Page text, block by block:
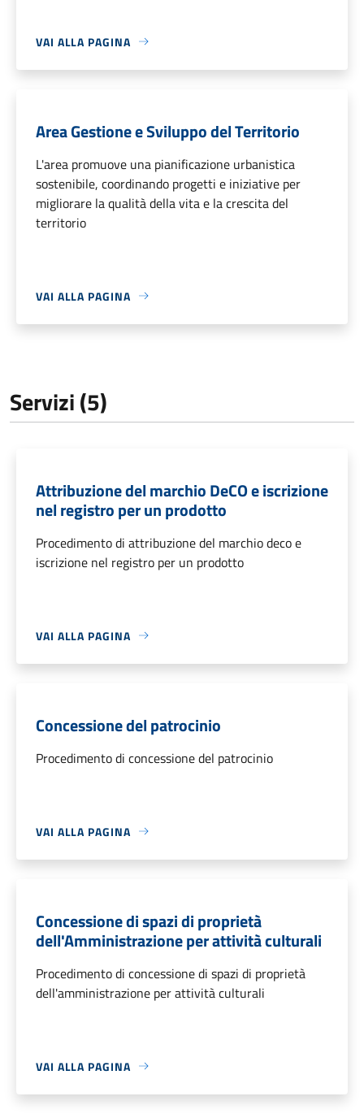
VAI ALLA PAGINA
Area Gestione e Sviluppo del Territorio
L'area promuove una pianificazione urbanistica
sostenibile, coordinando progetti e iniziative per
migliorare la qualità della vita e la crescita del
territorio
VAI ALLA PAGINA
Servizi (5)
Attribuzione del marchio DeCO e iscrizione
nel registro per un prodotto
Procedimento di attribuzione del marchio deco e
iscrizione nel registro per un prodotto
VAI ALLA PAGINA
Concessione del patrocinio
Procedimento di concessione del patrocinio
VAI ALLA PAGINA
Concessione di spazi di proprietà
dell'Amministrazione per attività culturali
Procedimento di concessione di spazi di proprietà
dell'amministrazione per attività culturali
VAI ALLA PAGINA